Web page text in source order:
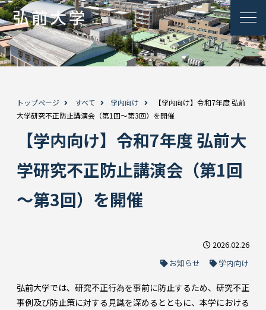
トップページ すべて 学内向け
【学内向け】令和7年度 弘前
大学研究不正防止講演会（第1回～第3回）を開催
【学内向け】令和7年度 弘前大
学研究不正防止講演会（第1回
～第3回）を開催
2026.02.26
お知らせ
学内向け
弘前大学では、研究不正行為を事前に防止するため、研究不正
事例及び防止策に対する見識を深めるとともに、本学における